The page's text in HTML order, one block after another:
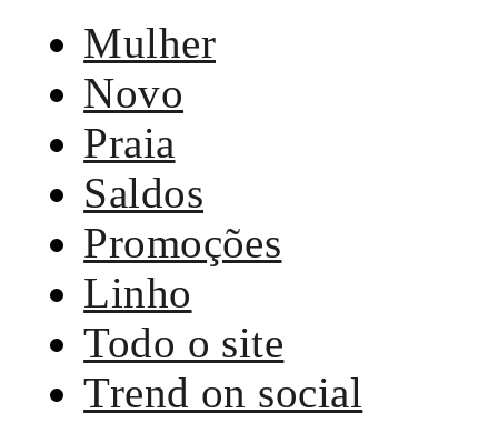
Mulher
Novo
Praia
Saldos
Promoções
Linho
Todo o site
Trend on social